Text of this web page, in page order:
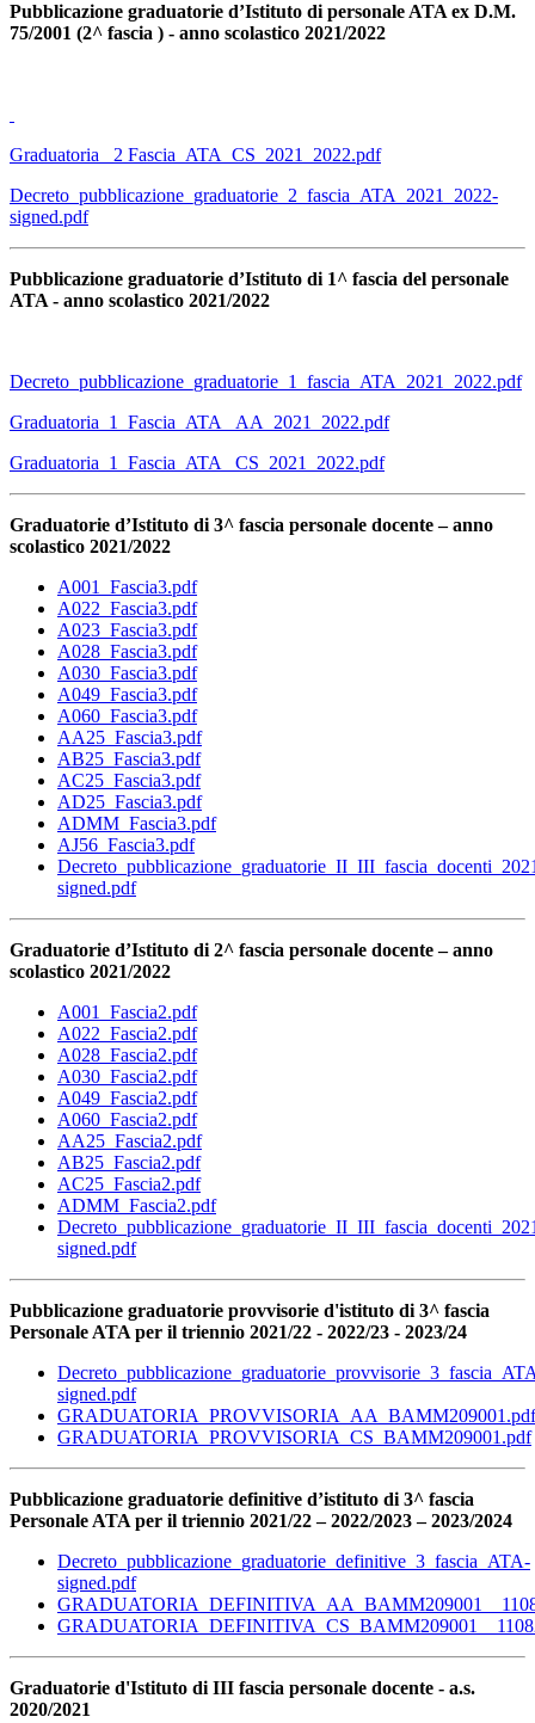
Pubblicazione graduatorie d’Istituto di personale ATA ex D.M.
75/2001 (2^ fascia ) - anno scolastico 2021/2022
Graduatoria _2 Fascia_ATA_CS_2021_2022.pdf
Decreto_pubblicazione_graduatorie_2_fascia_ATA_2021_2022-
signed.pdf
Pubblicazione graduatorie d’Istituto di 1^ fascia del personale
ATA - anno scolastico 2021/2022
Decreto_pubblicazione_graduatorie_1_fascia_ATA_2021_2022.pdf
Graduatoria_1_Fascia_ATA _AA_2021_2022.pdf
Graduatoria_1_Fascia_ATA _CS_2021_2022.pdf
Graduatorie d’Istituto di 3^ fascia personale docente – anno
scolastico 2021/2022
A001_Fascia3.pdf
A022_Fascia3.pdf
A023_Fascia3.pdf
A028_Fascia3.pdf
A030_Fascia3.pdf
A049_Fascia3.pdf
A060_Fascia3.pdf
AA25_Fascia3.pdf
AB25_Fascia3.pdf
AC25_Fascia3.pdf
AD25_Fascia3.pdf
ADMM_Fascia3.pdf
AJ56_Fascia3.pdf
signed.pdf
Graduatorie d’Istituto di 2^ fascia personale docente – anno
scolastico 2021/2022
A001_Fascia2.pdf
A022_Fascia2.pdf
A028_Fascia2.pdf
A030_Fascia2.pdf
A049_Fascia2.pdf
A060_Fascia2.pdf
AA25_Fascia2.pdf
AB25_Fascia2.pdf
AC25_Fascia2.pdf
ADMM_Fascia2.pdf
signed.pdf
Pubblicazione graduatorie provvisorie d'istituto di 3^ fascia
Personale ATA per il triennio 2021/22 - 2022/23 - 2023/24
signed.pdf
GRADUATORIA_PROVVISORIA_AA_BAMM209001.pdf
GRADUATORIA_PROVVISORIA_CS_BAMM209001.pdf
Pubblicazione graduatorie definitive d’istituto di 3^ fascia
Personale ATA per il triennio 2021/22 – 2022/2023 – 2023/2024
Decreto_pubblicazione_graduatorie_definitive_3_fascia_ATA-
signed.pdf
Graduatorie d'Istituto di III fascia personale docente - a.s.
2020/2021